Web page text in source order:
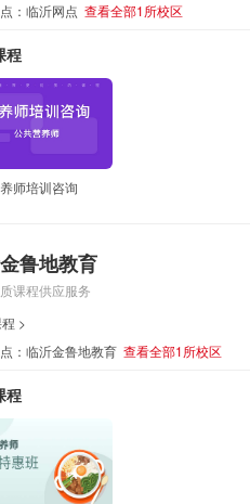
：临沂网点 查看全部1所校区
程
师培训咨询
鲁地教育
课程供应服务
>
点：临沂金鲁地教育 查看全部1所校区
程